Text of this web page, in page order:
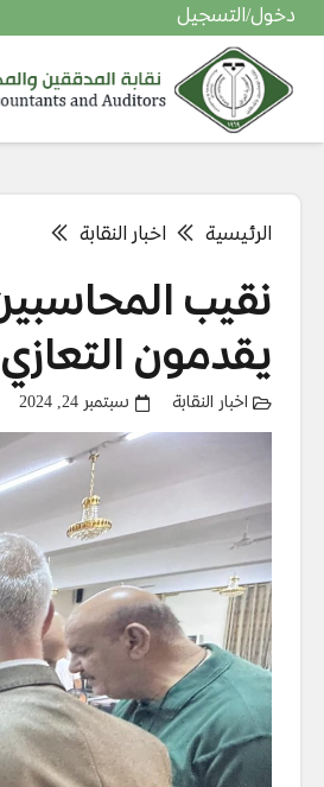
دخول/التسجيل
الرئيسية اخبار النقابة
نقيب
يقدمون
اخبار النقابة سبتمبر 24, 2024